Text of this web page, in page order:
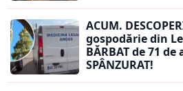
ACUM.
gospodărie din
BĂRBAT de 71
SPÂNZURAT!